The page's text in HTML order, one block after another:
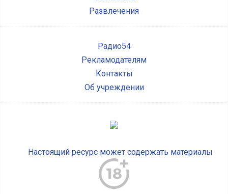
Развлечения
Радио54
Рекламодателям
Контакты
Об учреждении
Настоящий ресурс может содержать материалы